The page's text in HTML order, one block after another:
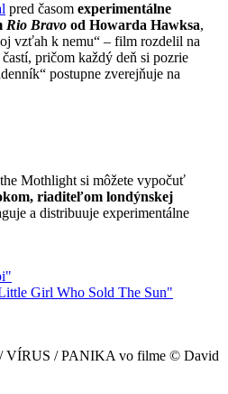
pred časom experimentálne
Rio Bravo od Howarda Hawksa,
vzťah k nemu“ – film rozdelil na
pričom každý deň si pozrie
postupne zverejňuje na
Mothlight si môžete vypočuť
riaditeľom londýnskej
a distribuuje experimentálne
Girl Who Sold The Sun"
VÍRUS / PANIKA vo filme © David